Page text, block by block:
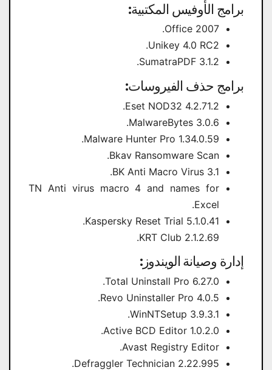
برامج الأوفيس المكتبية:
Office 2007.
Unikey 4.0 RC2.
SumatraPDF 3.1.2.
برامج حذف الفيروسات:
Eset NOD32 4.2.71.2.
MalwareBytes 3.0.6.
Malware Hunter Pro 1.34.0.59.
Bkav Ransomware Scan.
BK Anti Macro Virus 3.1.
TN Anti virus macro 4 and names for
Excel.
Kaspersky Reset Trial 5.1.0.41.
KRT Club 2.1.2.69.
إدارة وصيانة الويندوز:
Total Uninstall Pro 6.27.0.
Revo Uninstaller Pro 4.0.5.
WinNTSetup 3.9.3.1.
Active BCD Editor 1.0.2.0.
Avast Registry Editor.
Defraggler Technician 2.22.995.